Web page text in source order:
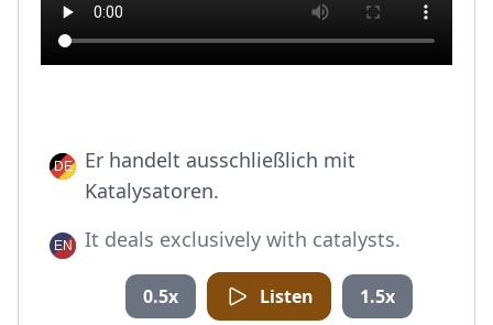
Er handelt ausschließlich mit
Katalysatoren.
It deals exclusively with catalysts.
0.5x Listen 1.5x